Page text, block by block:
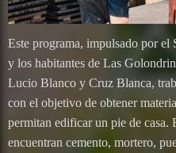
Este programa, impulsado por el
y los habitantes de Las
Lucio Blanco y Cruz Blanca,
con el objetivo de obtener
permitan edificar un pie de casa.
encuentran cemento, mortero,